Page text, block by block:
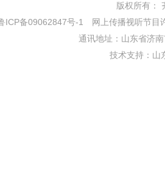
版权所有：
ICP备09062847号-1 网上传播视听节目
通讯地址：山东省济
技术支持： 山